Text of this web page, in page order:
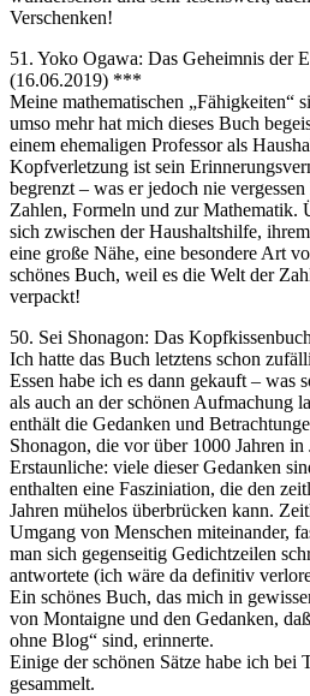
Verschenken!
51. Yoko Ogawa: Das Geheimnis der
(16.06.2019) ***
Meine mathematischen „Fähigkeiten“
umso mehr hat mich dieses Buch
einem ehemaligen Professor als
Kopfverletzung ist sein
begrenzt – was er jedoch nie
Zahlen, Formeln und zur Mathematik.
sich zwischen der Haushaltshilfe,
eine große Nähe, eine besondere Art
schönes Buch, weil es die Welt der
verpackt!
50. Sei Shonagon: Das
Ich hatte das Buch letztens schon
Essen habe ich es dann gekauft – was
als auch an der schönen Aufmachung
enthält die Gedanken und
Shonagon, die vor über 1000 Jahren in
Erstaunliche: viele dieser Gedanken
enthalten eine Fasziniation, die den
Jahren mühelos überbrücken kann.
Umgang von Menschen miteinander,
man sich gegenseitig Gedichtzeilen
antwortete (ich wäre da definitiv
Ein schönes Buch, das mich in
von Montaigne und den Gedanken,
ohne Blog“ sind, erinnerte.
Einige der schönen Sätze habe ich bei
gesammelt.